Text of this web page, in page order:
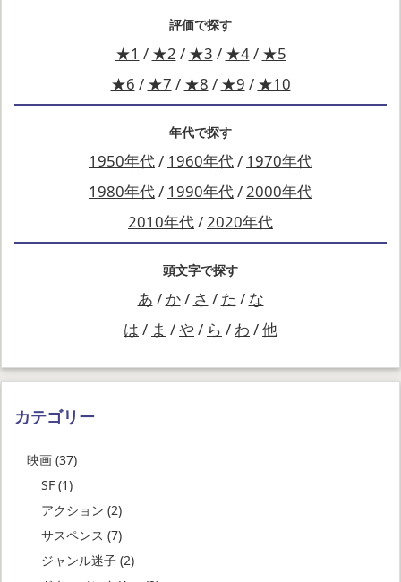
評価で探す
★1 / ★2 / ★3 / ★4/ ★5
★6 / ★7 / ★8 / ★9 / ★10
年代で探す
1950年代/ 1960年代/ 1970年代
1980年代/ 1990年代/2000年代
2010年代/2020年代
頭文字で探す
あ / か/ さ / た / な
は / ま /や / ら /わ /他
カテゴリー
映画 (37)
SF (1)
アクション (2)
サスペンス (7)
ジャンル迷子 (2)